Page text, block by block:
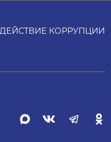
КОРРУПЦИИ